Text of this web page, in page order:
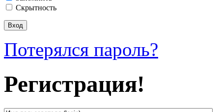
Скрытность
Потерялся пароль?
Регистрация!